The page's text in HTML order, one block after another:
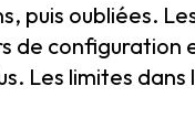
puis oubliées.
de
Les limites